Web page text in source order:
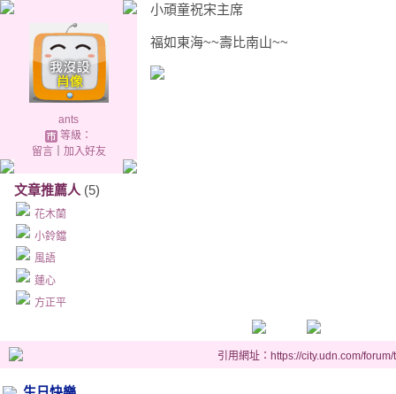
ants
等級：
留言｜ 加入好友
文章推薦人 (5)
花木蘭
小鈴鐺
風語
蓮心
方正平
小頑童祝宋主席
福如東海~~壽比南山~~
引用網址：https://city.udn.com/